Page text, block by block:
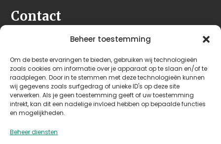
Beheer toestemming
Om de beste ervaringen te bieden, gebruiken wij technologieën
zoals cookies om informatie over je apparaat op te slaan en/of te
raadplegen. Door in te stemmen met deze technologieën kunnen
wij gegevens zoals surfgedrag of unieke ID's op deze site
verwerken. Als je geen toestemming geeft of uw toestemming
intrekt, kan dit een nadelige invloed hebben op bepaalde functies
en mogelijkheden.
Beheer diensten
Contact
Seeleman & Hoogendoorn
3628 GD Kockengen
Nederland
+31 (0)346 242 114
info@seehoo.nl